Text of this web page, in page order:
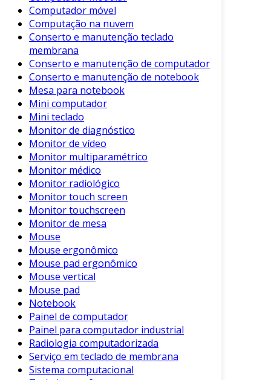
Mouse Gamer: Projetado especificamente
para jogadores, oferece alta sensibilidade
e possui botões programáveis.
Cada tipo de mouse apresenta características
que atendem diferentes necessidades.
Portanto, é crucial escolher o modelo adequado
ao seu uso específico.
Benefícios do Uso do Mouse
O mouse oferece vários benefícios que
diferenciam sua utilização de métodos
alternativos, como o touchpad. Entre esses
benefícios, podemos mencionar:
Facilidade de Navegação
navegação mais ágil em comparação ao
teclado.
Precisão e Controle
precisão em ações que requerem
detalhamento, como design gráfico.
Conforto: O uso contínuo de um mouse,
especialmente ergonômico, pode reduzir
a fadiga.
Computador móvel
Computação na nuvem
Conserto e manutenção teclado
membrana
Conserto e manutenção de computador
Conserto e manutenção de notebook
Mesa para notebook
Mini computador
Mini teclado
Monitor de diagnóstico
Monitor de vídeo
Monitor multiparamétrico
Monitor médico
Monitor radiológico
Monitor touch screen
Monitor touchscreen
Monitor de mesa
Mouse
Mouse ergonômico
Mouse pad ergonômico
Mouse vertical
Mouse pad
Notebook
Painel de computador
Painel para computador industrial
Radiologia computadorizada
Serviço em teclado de membrana
Sistema computacional